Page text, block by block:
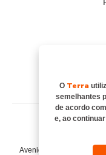
Avenida Engenheiro Luís
O Terra
semelhantes
de acordo
e, ao